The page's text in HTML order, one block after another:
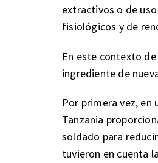
extractivos o de
fisiológicos y de
En este contexto
ingrediente de
Por primera vez,
Tanzania
soldado para
tuvieron en cuenta